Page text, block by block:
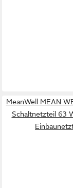
MeanWell MEAN
Schaltnetzteil 63